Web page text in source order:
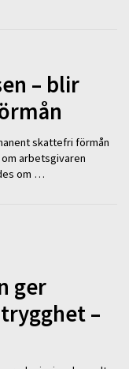
– blir
skattefri förmån
arbetsgivaren
om …
ger
–